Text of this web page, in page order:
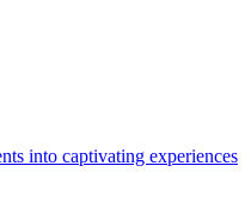
into captivating experiences